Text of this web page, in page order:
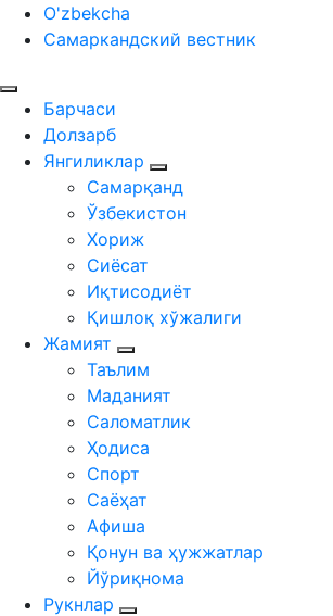
O'zbekcha
Самаркандский вестник
Барчаси
Долзарб
Янгиликлар
Самарқанд
Ўзбекистон
Хориж
Сиёсат
Иқтисодиёт
Қишлоқ хўжалиги
Жамият
Таълим
Маданият
Саломатлик
Ҳодиса
Спорт
Саёҳат
Афиша
Қонун ва ҳужжатлар
Йўриқнома
Рукнлар